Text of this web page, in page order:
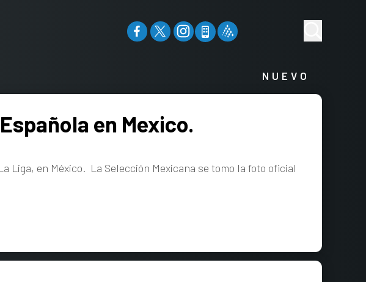
NUEVO
en Mexico.
Liga, en México. La Selección Mexicana se tomo la foto oficial